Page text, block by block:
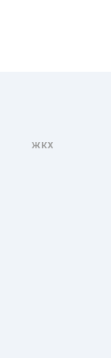
ЖКХ